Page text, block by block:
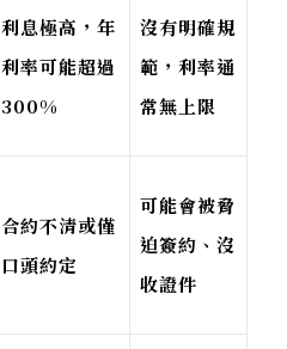
利息極高，年
利率可能超過
300%
沒有明確規
範，利率通
常無上限
合約不清或僅
口頭約定
可能會被脅
迫簽約、沒
收證件